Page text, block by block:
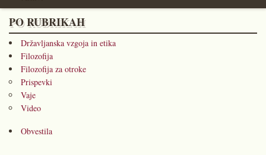
PO RUBRIKAH
Državljanska vzgoja in etika
Filozofija
Filozofija za otroke
Prispevki
Vaje
Video
Obvestila